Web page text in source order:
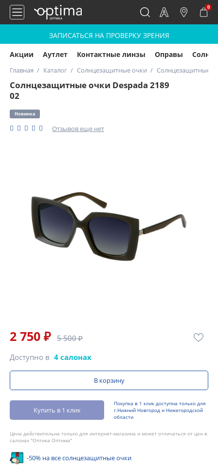
0
ЗАПИСАТЬСЯ НА ПРОВЕРКУ ЗРЕНИЯ
Акции Аутлет Контактные линзы Оправы
Главная Каталог Солнцезащитные очки Солнцезащитные
Солнцезащитные очки Despada 2189
02
Новинка
Отзывов еще нет
2 750 ₽ 5 500 ₽
Доступно в 4 салонах
В корзину
Купить в 1 клик
Покупка в 1 клик доступна только для
г.Нижний Новгород и Нижегородской
области
Цена действительна только для интернет-магазина и может отличаться от цен в
салонах "Оптика Оптима"
-50% на все солнцезащитные очки